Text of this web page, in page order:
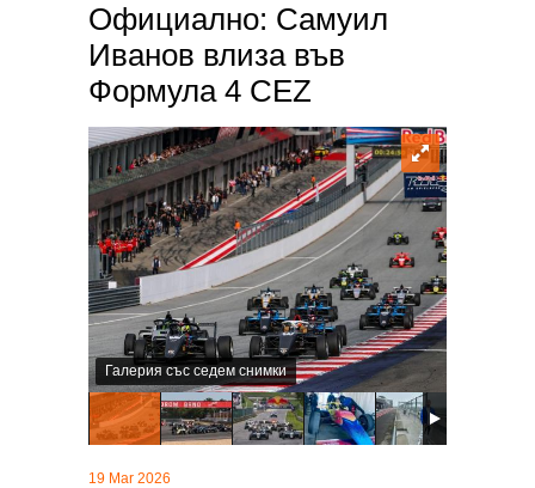
Официално: Самуил
Иванов влиза във
Формула 4 CEZ
Галерия със седем снимки
19 Mar 2026